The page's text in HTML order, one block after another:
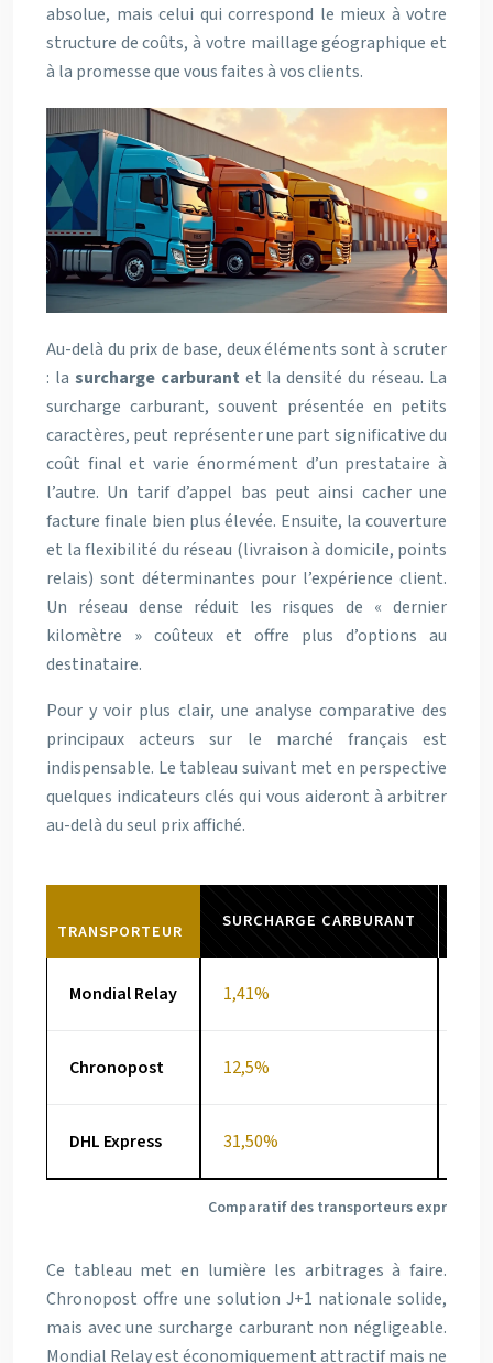
absolue, mais celui qui correspond le mieux à votre
structure de coûts, à votre maillage géographique et
à la promesse que vous faites à vos clients.
Au-delà du prix de base, deux éléments sont à scruter
: la surcharge carburant et la densité du réseau. La
surcharge carburant, souvent présentée en petits
caractères, peut représenter une part significative du
coût final et varie énormément d’un prestataire à
l’autre. Un tarif d’appel bas peut ainsi cacher une
facture finale bien plus élevée. Ensuite, la couverture
et la flexibilité du réseau (livraison à domicile, points
relais) sont déterminantes pour l’expérience client.
Un réseau dense réduit les risques de « dernier
kilomètre » coûteux et offre plus d’options au
destinataire.
Pour y voir plus clair, une analyse comparative des
principaux acteurs sur le marché français est
indispensable. Le tableau suivant met en perspective
quelques indicateurs clés qui vous aideront à arbitrer
au-delà du seul prix affiché.
Comparatif des transporteurs express
TRANSPORTEUR SURCHARGE CARBURANT
Mondial Relay 1,41%
Chronopost 12,5%
DHL Express 31,50%
Ce tableau met en lumière les arbitrages à faire.
Chronopost offre une solution J+1 nationale solide,
mais avec une surcharge carburant non négligeable.
Mondial Relay est économiquement attractif mais ne